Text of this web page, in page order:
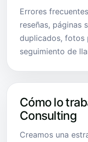
Errores
reseñas, páginas
duplicados, fotos
seguimiento de
Cómo lo
Consulting
Creamos una